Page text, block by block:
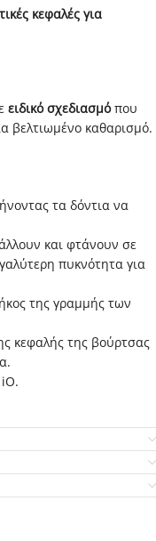
κεφαλές για
ειδικό σχεδιασμόπου
βελτιωμένο καθαρισμό.
τα δόντια να
και φτάνουν σε
πυκνότητα για
της γραμμής των
κεφαλής της βούρτσας